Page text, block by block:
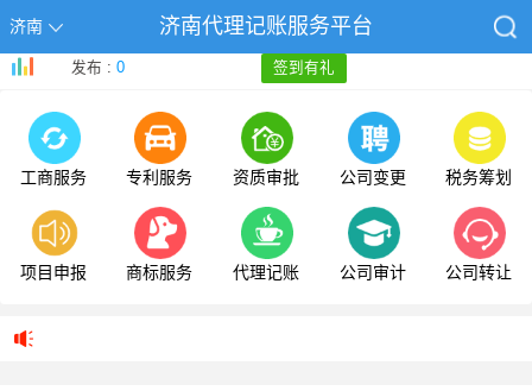
济南 济南代理记账服务平台
发布 :0 签到有礼
工商服务 专利服务 资质审批 公司变更 税务筹划
项目申报 商标服务 代理记账 公司审计 公司转让